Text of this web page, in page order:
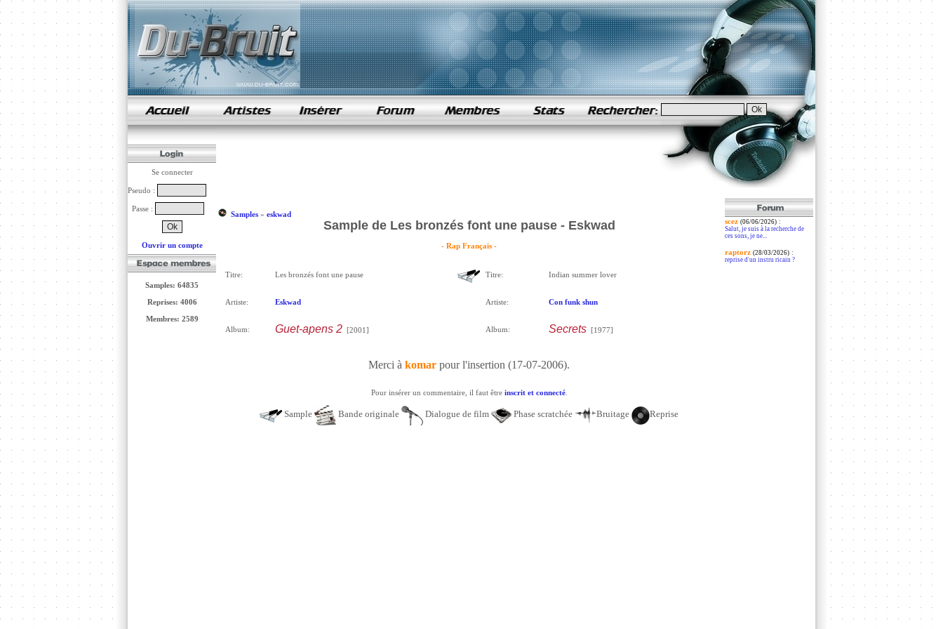
samples de rap
Se connecter
Pseudo :
Passe :
Ouvrir un compte
Samples: 64835
Reprises: 4006
Membres: 2589
Samples» eskwad
Sample de Les bronzés font une pause - Eskwad
- Rap Français -
Titre: Les bronzés font une pause
Artiste: Eskwad
Album: Guet-apens 2[2001]
Titre: Indian summer lover
Artiste: Con funk shun
Album: Secrets[1977]
Merci à komar pour l'insertion (17-07-2006).
Pour insérer un commentaire, il faut être inscrit et connecté.
Sample Bande originale Dialogue de film Phase scratchée Bruitage Reprise
scez (06/06/2026):
Salut, je suis à la recherche de
ces sons, je ne...
raptorz (28/03/2026):
reprise d'un instru ricain ?